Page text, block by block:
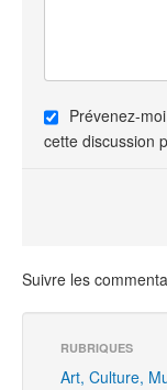
Prévenez-
cette discussion
Suivre les
RUBRIQUES
Art, Culture,